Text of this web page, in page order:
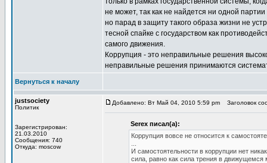
не может, так как не найдется ни одной
но парад в защиту такого образа жизни не
тесной спайке с государством как
самого движения.
Коррупция - это неправильные решения
неправильные решения принимаются
Вернуться к началу
justsociety
Политик
Зарегистрирован:
21.03.2010
Сообщения: 740
Откуда: moscow
Добавлено: Вт Май 04, 2010 5:59 pm Заголовок
Serex писал(а):
Коррупция вовсе не относится к
И самостоятельности в коррупции нет
сила, равно как сила трения в